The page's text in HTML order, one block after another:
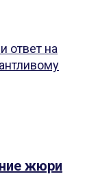
ответ на
жюри